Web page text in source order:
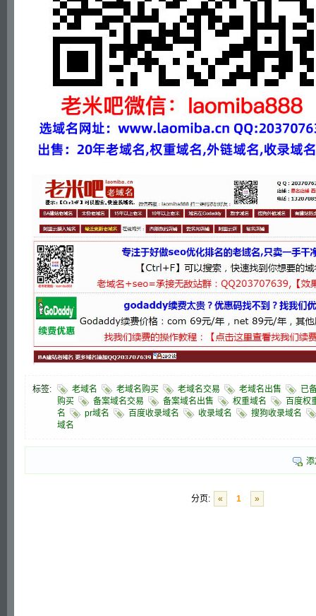
标签: 老域名 老域名购买 老域名交易 老域名出售
已
购买
备案域名交易 备案域名出售 权重域名
百度权
名
pr域名 百度收录域名 收录域名
搜狗收录域名
域名
分页: « 1 »